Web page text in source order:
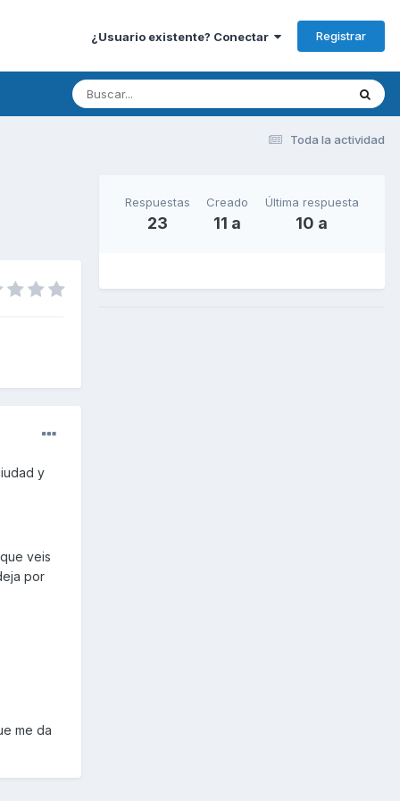
¿Usuario existente? Conectar Registrar
Toda la actividad
y
veis
por
me da
Respuestas
23
Creado
11 a
Última respuesta
10 a